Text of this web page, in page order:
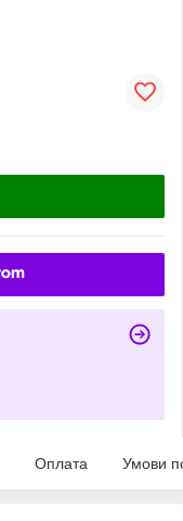
Оплата Умови